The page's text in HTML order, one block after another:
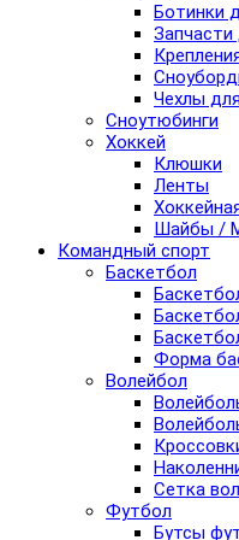
Ботинки
Чехлы
Сноутюбинги
Хоккей
Клюшки
Ленты
Шайбы /
Командный спорт
Баскетбол
Форма
Волейбол
Сетка
Футбол
Бутсы